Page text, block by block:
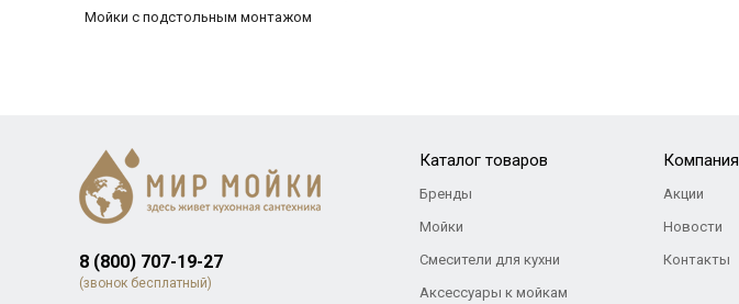
Мойки с подстольным монтажом
8 (800) 707-19-27
(звонок бесплатный)
Каталог товаров
Бренды
Мойки
Смесители для кухни
Аксессуары к мойкам
Компания
Акции
Новости
Контакты